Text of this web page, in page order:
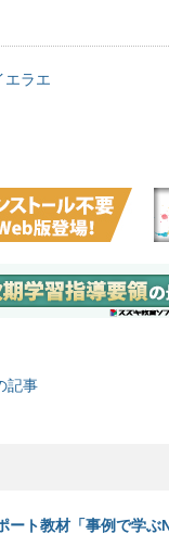
エラエ
記事
ート教材「事例で学